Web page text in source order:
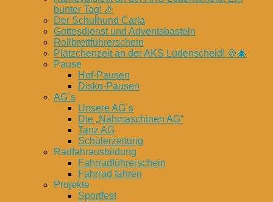
bunter Tag! 🎉
Der Schulhund Carla
Gottesdienst und Adventsbasteln
Rollbrettführerschein
Plätzchenzeit an der AKS Lüdenscheid! 🍪🎄
Pause
Hof-Pausen
Disko-Pausen
AG´s
Unsere AG´s
Die „Nähmaschinen AG“
Tanz AG
Schülerzeitung
Radfahrausbildung
Fahrradführerschein
Fahrrad fahren
Projekte
Sportfest